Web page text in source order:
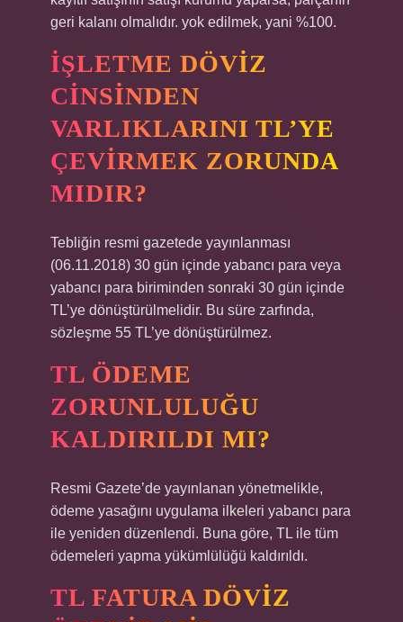
geri kalanı olmalıdır. yok edilmek, yani %100.
İŞLETME DÖVIZ
CINSINDEN
VARLIKLARINI TL’YE
ÇEVIRMEK ZORUNDA
MIDIR?
Tebliğin resmi gazetede yayınlanması
(06.11.2018) 30 gün içinde yabancı para veya
yabancı para biriminden sonraki 30 gün içinde
TL’ye dönüştürülmelidir. Bu süre zarfında,
sözleşme 55 TL’ye dönüştürülmez.
TL ÖDEME
ZORUNLULUĞU
KALDIRILDI MI?
Resmi Gazete’de yayınlanan yönetmelikle,
ödeme yasağını uygulama ilkeleri yabancı para
ile yeniden düzenlendi. Buna göre, TL ile tüm
ödemeleri yapma yükümlülüğü kaldırıldı.
TL FATURA DÖVIZ